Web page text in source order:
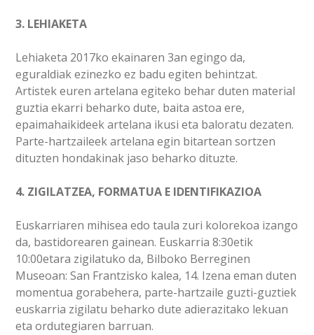
3. LEHIAKETA
Lehiaketa 2017ko ekainaren 3an egingo da,
eguraldiak ezinezko ez badu egiten behintzat.
Artistek euren artelana egiteko behar duten material
guztia ekarri beharko dute, baita astoa ere,
epaimahaikideek artelana ikusi eta baloratu dezaten.
Parte-hartzaileek artelana egin bitartean sortzen
dituzten hondakinak jaso beharko dituzte.
4. ZIGILATZEA, FORMATUA E IDENTIFIKAZIOA
Euskarriaren mihisea edo taula zuri kolorekoa izango
da, bastidorearen gainean. Euskarria 8:30etik
10:00etara zigilatuko da, Bilboko Berreginen
Museoan: San Frantzisko kalea, 14. Izena eman duten
momentua gorabehera, parte-hartzaile guzti-guztiek
euskarria zigilatu beharko dute adierazitako lekuan
eta ordutegiaren barruan.